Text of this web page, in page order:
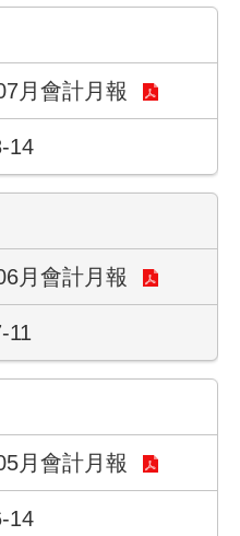
月會計月報
14
月會計月報
11
月會計月報
14